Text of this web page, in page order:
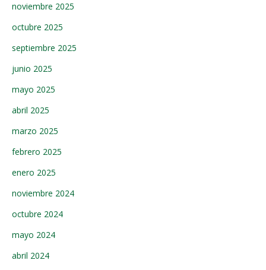
noviembre 2025
octubre 2025
septiembre 2025
junio 2025
mayo 2025
abril 2025
marzo 2025
febrero 2025
enero 2025
noviembre 2024
octubre 2024
mayo 2024
abril 2024